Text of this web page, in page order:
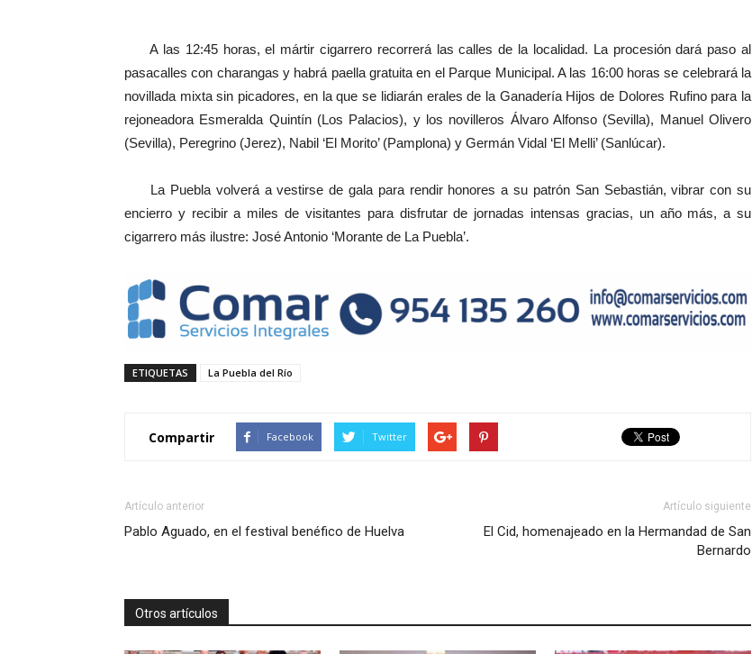
A las 12:45 horas, el mártir cigarrero recorrerá las calles de la localidad. La procesión dará paso al
pasacalles con charangas y habrá paella gratuita en el Parque Municipal. A las 16:00 horas se celebrará la
novillada mixta sin picadores, en la que se lidiarán erales de la Ganadería Hijos de Dolores Rufino para la
rejoneadora Esmeralda Quintín (Los Palacios), y los novilleros Álvaro Alfonso (Sevilla), Manuel Olivero
(Sevilla), Peregrino (Jerez), Nabil ‘El Morito’ (Pamplona) y Germán Vidal ‘El Melli’ (Sanlúcar).
La Puebla volverá a vestirse de gala para rendir honores a su patrón San Sebastián, vibrar con su
encierro y recibir a miles de visitantes para disfrutar de jornadas intensas gracias, un año más, a su
cigarrero más ilustre: José Antonio ‘Morante de La Puebla’.
ETIQUETAS La Puebla del Río
Compartir Facebook Twitter
Artículo anterior
Pablo Aguado, en el festival benéfico de Huelva
Artículo siguiente
El Cid, homenajeado en la Hermandad de San
Bernardo
Otros artículos